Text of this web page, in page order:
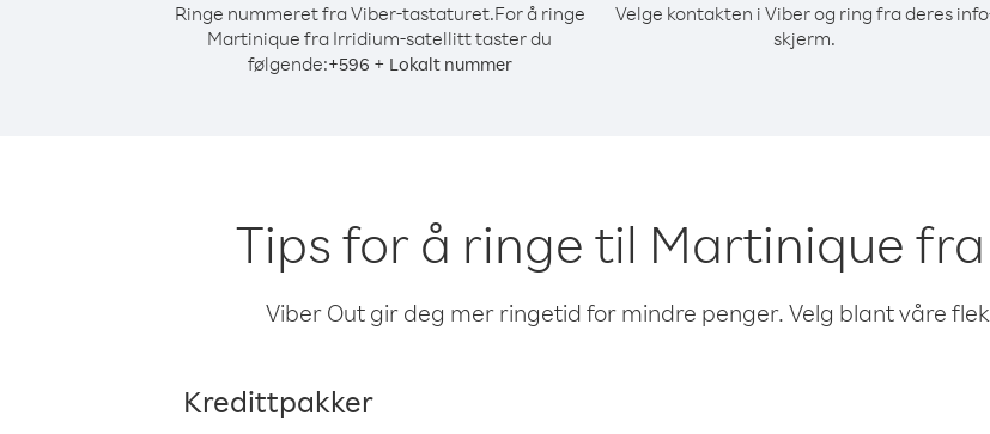
Ringe nummeret fra Viber-tastaturet.For å ringe
Martinique fra Irridium-satellitt taster du
følgende:+596 + Lokalt nummer
Velge kontakten i Viber og ring fra deres
skjerm.
Tips for å ringe til Martinique
Viber Out gir deg mer ringetid for mindre penger. Velg blant våre
Kredittpakker